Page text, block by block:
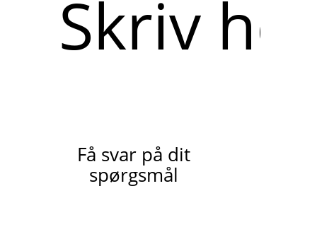
her
Få svar på dit
spørgsmål